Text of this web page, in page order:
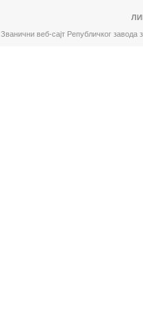
Званични веб-сајт Републичког